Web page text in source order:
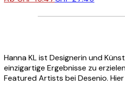
Hanna KL ist Designerin und
einzigartige Ergebnisse zu
Featured Artists bei Desenio.